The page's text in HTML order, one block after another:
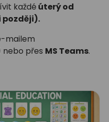
každé úterý od
později).
mailem
nebo přes MS Teams.